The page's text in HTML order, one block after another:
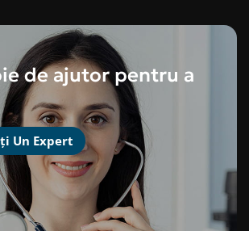
de ajutor pentru a
Un Expert